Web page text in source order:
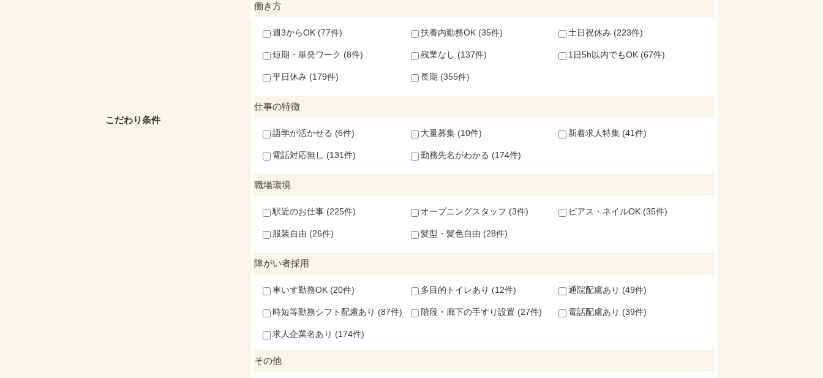
こだわり条件
働き方
週3からOK (77件) 扶養内勤務OK (35件) 土日祝休み (223件)
短期・単発ワーク (8件) 残業なし (137件) 1日5h以内でもOK (67件)
平日休み (179件) 長期 (355件)
仕事の特徴
語学が活かせる (6件) 大量募集 (10件) 新着求人特集 (41件)
電話対応無し (131件) 勤務先名がわかる (174件)
職場環境
駅近のお仕事 (225件) オープニングスタッフ (3件) ピアス・ネイルOK (35件)
服装自由 (26件) 髪型・髪色自由 (28件)
障がい者採用
車いす勤務OK (20件) 多目的トイレあり (12件) 通院配慮あり (49件)
時短等勤務シフト配慮あり (87件) 階段・廊下の手すり設置 (27件) 電話配慮あり (39件)
求人企業名あり (174件)
その他